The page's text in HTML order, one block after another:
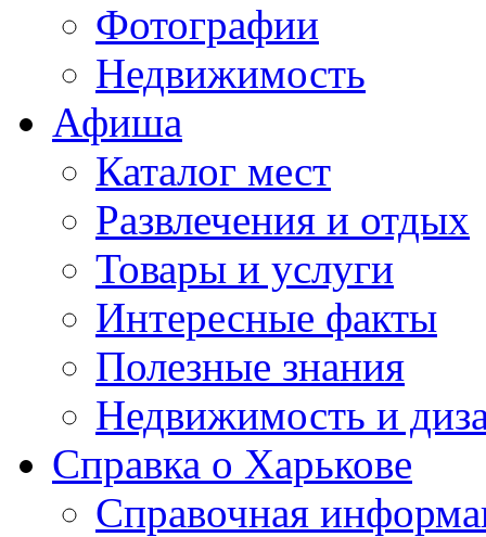
Фотографии
Недвижимость
Афиша
Каталог мест
Развлечения и отдых
Товары и услуги
Интересные факты
Полезные знания
Недвижимость и
Справка о Харькове
Справочная